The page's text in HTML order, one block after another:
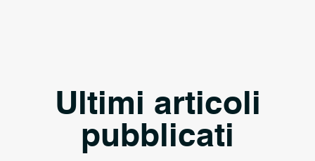
Ultimi articoli
pubblicati